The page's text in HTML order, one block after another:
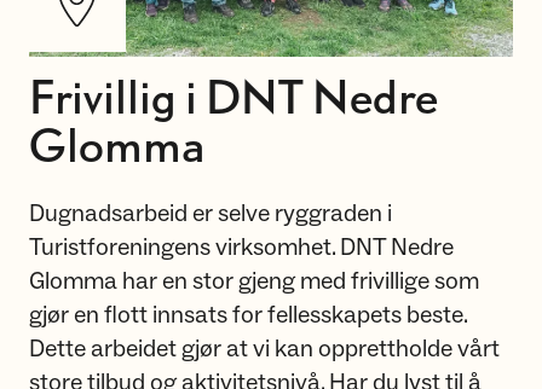
Frivillig i DNT Nedre
Glomma
Dugnadsarbeid er selve ryggraden i
Turistforeningens virksomhet. DNT Nedre
Glomma har en stor gjeng med frivillige som
gjør en flott innsats for fellesskapets beste.
Dette arbeidet gjør at vi kan opprettholde vårt